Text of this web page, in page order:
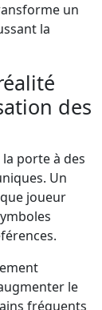
un
la
des
porte à des
Un
joueur
le
fréquents